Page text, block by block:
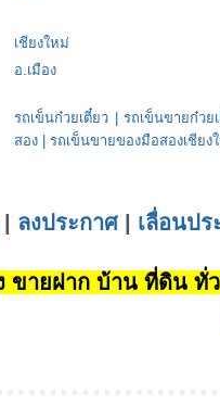
เชียงใหม่
อ.เมือง
รถเข็นก๋วยเตี๋ยว รถเข็นขายก๋วย
สอง
รถเข็นขายของมือสองเชียง
ลงประกาศ| เลื่อนป
ขายฝาก บ้าน ที่ดิน ทั่ว